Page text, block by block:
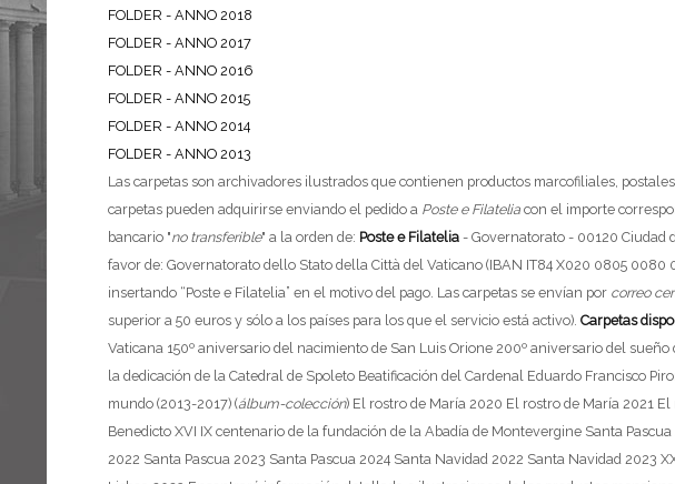
FOLDER - ANNO 2018
FOLDER - ANNO 2017
FOLDER - ANNO 2016
FOLDER - ANNO 2015
FOLDER - ANNO 2014
FOLDER - ANNO 2013
Las carpetas son archivadores ilustrados que contienen productos marcofiliales,
carpetas pueden adquirirse enviando el pedido a Poste e Filatelia con el importe
bancario "no transferible" a la orden de: Poste e Filatelia - Governatorato - 00120 Ciudad
favor de: Governatorato dello Stato della Città del Vaticano (IBAN IT84 X020 0805 0080
insertando “Poste e Filatelia” en el motivo del pago. Las carpetas se envían por correo
superior a 50 euros y sólo a los países para los que el servicio está activo). Carpetas
Vaticana 150º aniversario del nacimiento de San Luis Orione 200º aniversario del sueño
la dedicación de la Catedral de Spoleto Beatificación del Cardenal Eduardo Francisco
mundo (2013-2017) (álbum-colección) El rostro de María 2020 El rostro de María 2021 El
Benedicto XVI IX centenario de la fundación de la Abadía de Montevergine Santa
2022 Santa Pascua 2023 Santa Pascua 2024 Santa Navidad 2022 Santa Navidad 2023